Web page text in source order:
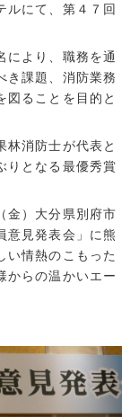
ルにて、第４７回
により、職務を通
き課題、消防業務
図ることを目的と
林消防士が代表と
りとなる最優秀賞
金）大分県別府市
意見発表会」に熊
い情熱のこもった
からの温かいエー